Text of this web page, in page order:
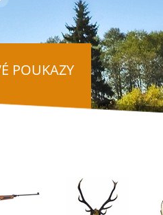
POUKAZY